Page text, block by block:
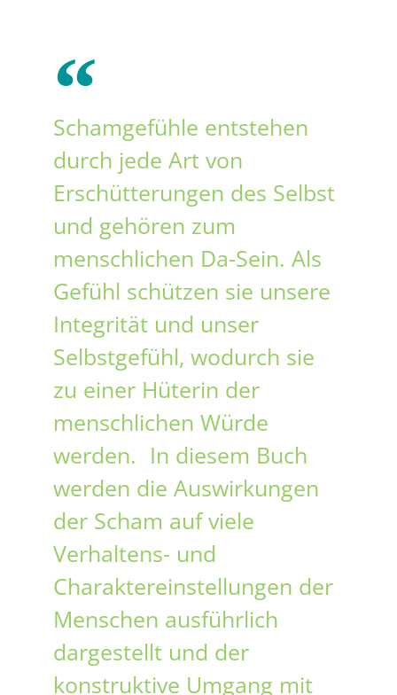
Schamgefühle entstehen
durch jede Art von
Erschütterungen des Selbst
und gehören zum
menschlichen Da-Sein. Als
Gefühl schützen sie unsere
Integrität und unser
Selbstgefühl, wodurch sie
zu einer Hüterin der
menschlichen Würde
werden. In diesem Buch
werden die Auswirkungen
der Scham auf viele
Verhaltens- und
Charaktereinstellungen der
Menschen ausführlich
dargestellt und der
konstruktive Umgang mit